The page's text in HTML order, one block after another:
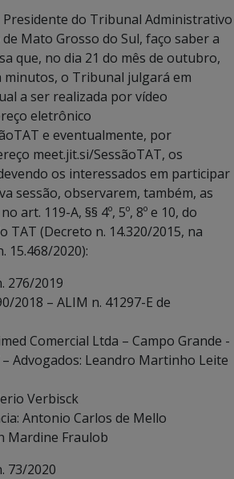
do Tribunal Administrativo
Mato Grosso do Sul, faço saber a
que, no dia 21 do mês de outubro,
o Tribunal julgará em
a ser realizada por vídeo
eletrônico
e eventualmente, por
meet.jit.si/SessãoTAT, os
os interessados em participar
sessão, observarem, também, as
art. 119-A, §§ 4º, 5º, 8º e 10, do
TAT (Decreto n. 14.320/2015, na
15.468/2020):
276/2019
2018 – ALIM n. 41297-E de
Comercial Ltda – Campo Grande -
– Advogados: Leandro Martinho Leite
Verbisck
Antonio Carlos de Mello
Mardine Fraulob
73/2020